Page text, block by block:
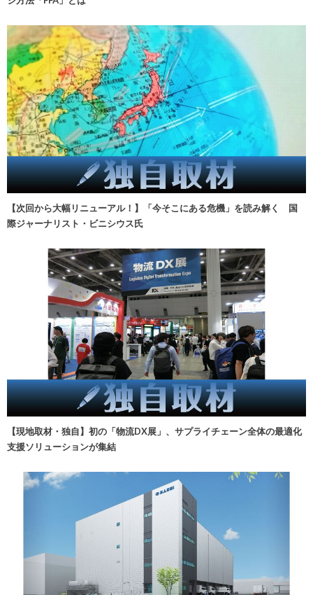
【次回から大幅リニューアル！】「今そこにある危機」を読み解く 国
際ジャーナリスト・ビニシウス氏
【現地取材・独自】初の「物流DX展」、サプライチェーン全体の最適化
支援ソリューションが集結